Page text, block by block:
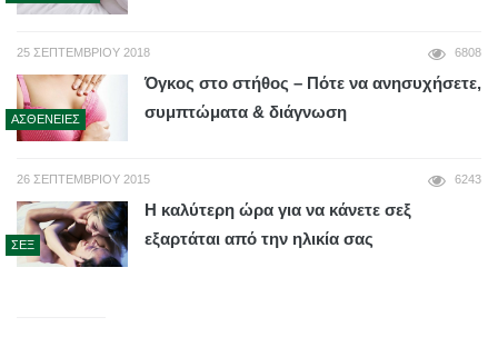
25 ΣΕΠΤΕΜΒΡΊΟΥ 2018 6808
ΑΣΘΈΝΕΙΕΣ
Όγκος στο στήθος – Πότε να ανησυχήσετε,
συμπτώματα & διάγνωση
26 ΣΕΠΤΕΜΒΡΊΟΥ 2015 6243
ΣΕΞ
Η καλύτερη ώρα για να κάνετε σεξ
εξαρτάται από την ηλικία σας